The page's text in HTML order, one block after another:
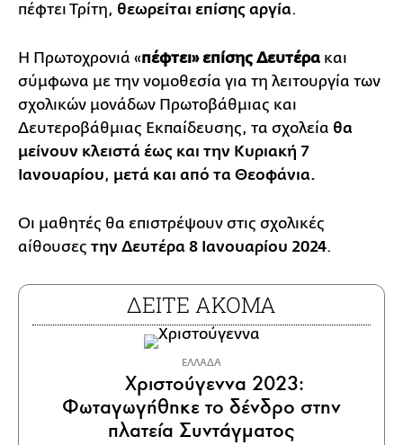
πέφτει Τρίτη, θεωρείται επίσης αργία.
Η Πρωτοχρονιά «πέφτει» επίσης Δευτέρα και
σύμφωνα με την νομοθεσία για τη λειτουργία των
σχολικών μονάδων Πρωτοβάθμιας και
Δευτεροβάθμιας Εκπαίδευσης, τα σχολεία θα
μείνουν κλειστά έως και την Κυριακή 7
Ιανουαρίου, μετά και από τα Θεοφάνια.
Οι μαθητές θα επιστρέψουν στις σχολικές
αίθουσες την Δευτέρα 8 Ιανουαρίου 2024.
ΔΕΙΤΕ ΑΚΟΜΑ
ΕΛΛΑΔΑ
Χριστούγεννα 2023:
Φωταγωγήθηκε το δένδρο στην
πλατεία Συντάγματος